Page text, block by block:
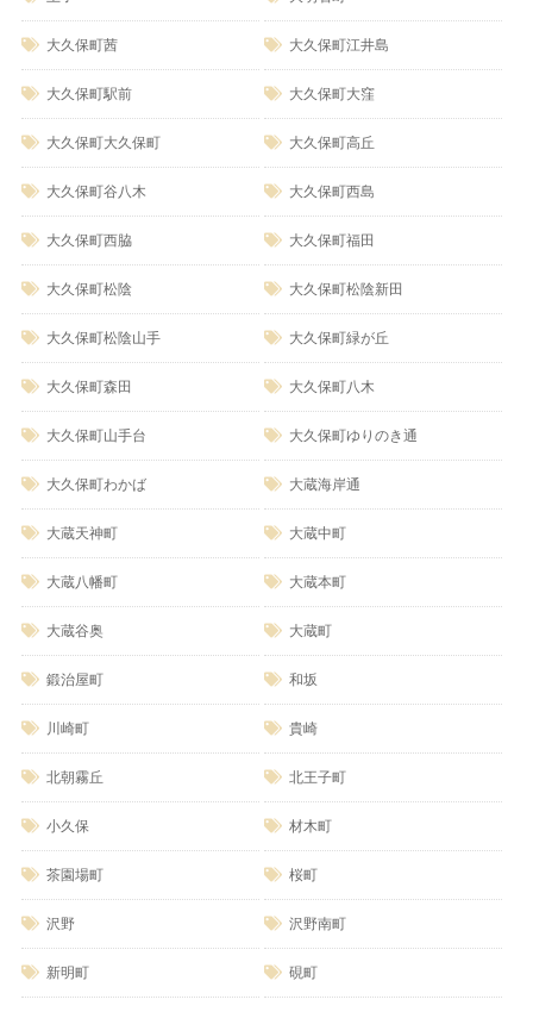
大久保町茜 大久保町江井島
大久保町駅前 大久保町大窪
大久保町大久保町 大久保町高丘
大久保町谷八木 大久保町西島
大久保町西脇 大久保町福田
大久保町松陰 大久保町松陰新田
大久保町松陰山手 大久保町緑が丘
大久保町森田 大久保町八木
大久保町山手台 大久保町ゆりのき通
大久保町わかば 大蔵海岸通
大蔵天神町 大蔵中町
大蔵八幡町 大蔵本町
大蔵谷奥 大蔵町
鍛治屋町 和坂
川崎町 貴崎
北朝霧丘 北王子町
小久保 材木町
茶園場町 桜町
沢野 沢野南町
新明町 硯町